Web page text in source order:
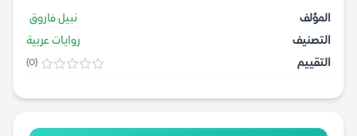
المؤلف
نبيل فاروق
التصنيف
روايات عربية
التقييم
(0)